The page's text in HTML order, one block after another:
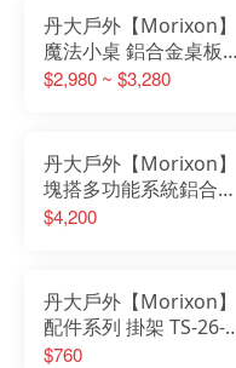
丹大戶外【Morixon】
魔法小桌 鋁合金桌板
MT-5A、橡木桌板MT-
$2,980 ~ $3,280
丹大戶外【Morixon】
塊搭多功能系統鋁合金
桌 8片 MT-2A
$4,200
丹大戶外【Morixon】
配件系列 掛架 TS-26-1
毛巾架│組合架│戶外餐
$760